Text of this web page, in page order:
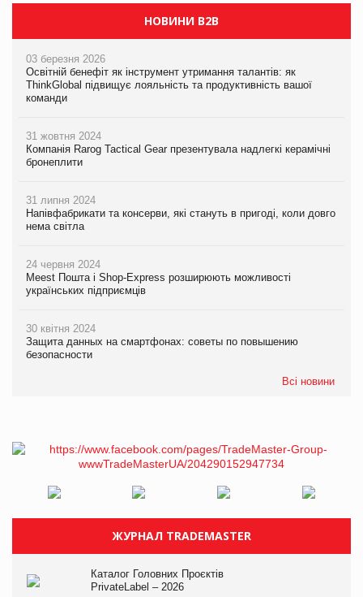
НОВИНИ B2B
03 березня 2026
Освітній бенефіт як інструмент утримання талантів: як
ThinkGlobal підвищує лояльність та продуктивність вашої
команди
31 жовтня 2024
Компанія Rarog Tactical Gear презентувала надлегкі керамічні
бронеплити
31 липня 2024
Напівфабрикати та консерви, які стануть в пригоді, коли довго
нема світла
24 червня 2024
Meest Пошта і Shop-Express розширюють можливості
українських підприємців
30 квітня 2024
Защита данных на смартфонах: советы по повышению
безопасности
Всі новини
ЖУРНАЛ TRADEMASTER
Каталог Головних Проєктів
PrivateLabel – 2026